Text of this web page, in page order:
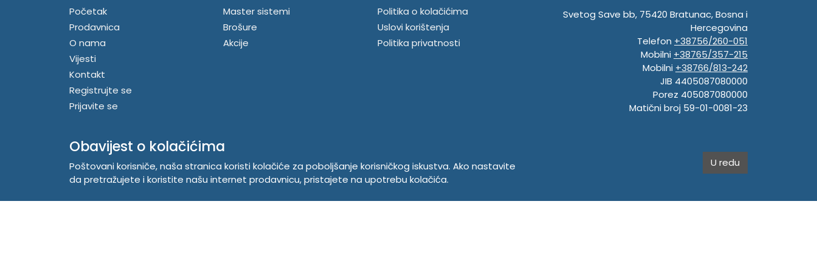
Početak
Prodavnica
O nama
Vijesti
Kontakt
Registrujte se
Prijavite se
Master sistemi
Brošure
Akcije
Politika o kolačićima
Uslovi korištenja
Politika privatnosti
Svetog Save bb, 75420 Bratunac, Bosna i
Hercegovina
Telefon +38756/260-051
Mobilni +38765/357-215
Mobilni +38766/813-242
JIB 4405087080000
Porez 405087080000
Matični broj 59-01-0081-23
Obavijest o kolačićima
Poštovani korisniče, naša stranica koristi kolačiće za poboljšanje korisničkog iskustva. Ako nastavite
da pretražujete i koristite našu internet prodavnicu, pristajete na upotrebu kolačića.
U redu